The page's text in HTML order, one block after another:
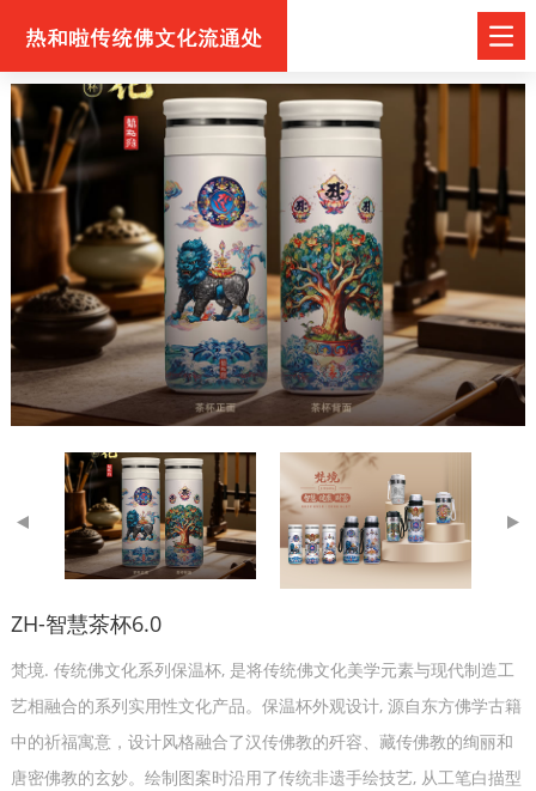
ZH-智慧茶杯6.0
梵境. 传统佛文化系列保温杯, 是将传统佛文化美学元素与现代制造工
艺相融合的系列实用性文化产品。保温杯外观设计, 源自东方佛学古籍
中的祈福寓意，设计风格融合了汉传佛教的歼容、藏传佛教的绚丽和
唐密佛教的玄妙。绘制图案时沿用了传统非遗手绘技艺, 从工笔白描型